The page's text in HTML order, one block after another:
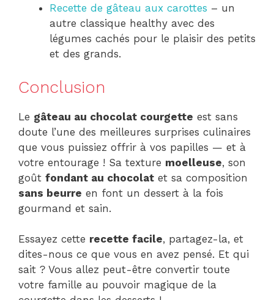
Recette de gâteau aux carottes – un
autre classique healthy avec des
légumes cachés pour le plaisir des petits
et des grands.
Conclusion
Le gâteau au chocolat courgette est sans
doute l’une des meilleures surprises culinaires
que vous puissiez offrir à vos papilles — et à
votre entourage ! Sa texture moelleuse, son
goût fondant au chocolat et sa composition
sans beurre en font un dessert à la fois
gourmand et sain.
Essayez cette recette facile, partagez-la, et
dites-nous ce que vous en avez pensé. Et qui
sait ? Vous allez peut-être convertir toute
votre famille au pouvoir magique de la